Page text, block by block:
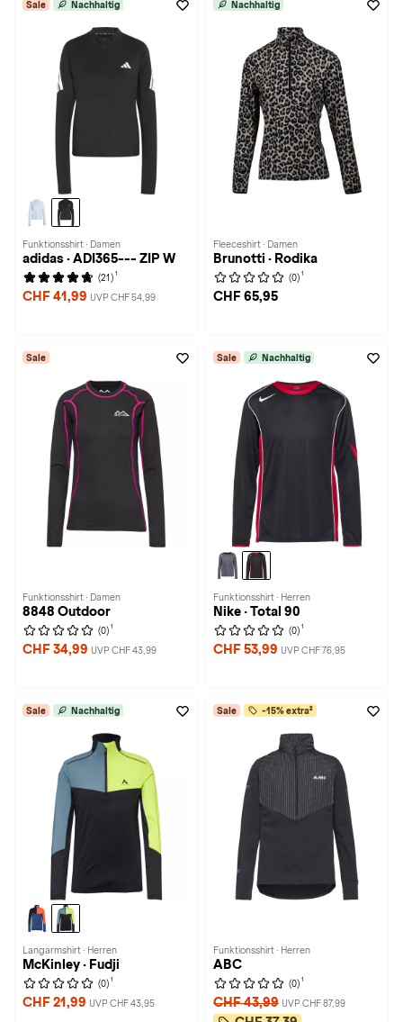
Sale Nachhaltig
Funktionsshirt · Damen
adidas · ADI365--- ZIP W
(21) 1
CHF 41,99 UVP CHF 54,99
Nachhaltig
Fleeceshirt · Damen
Brunotti · Rodika
(0) 1
CHF 65,95
Sale
Funktionsshirt · Damen
8848 Outdoor
(0) 1
CHF 34,99 UVP CHF 43,99
Sale Nachhaltig
Funktionsshirt · Herren
Nike · Total 90
(0) 1
CHF 53,99 UVP CHF 76,95
Sale Nachhaltig
Langarmshirt · Herren
McKinley · Fudji
(0) 1
CHF 21,99 UVP CHF 43,95
Sale -15% extra²
Funktionsshirt · Herren
ABC
(0) 1
CHF 43,99 UVP CHF 87,99